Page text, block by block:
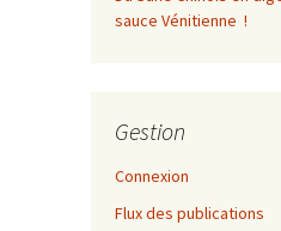
sauce Vénitienne !
Gestion
Connexion
Flux des publications